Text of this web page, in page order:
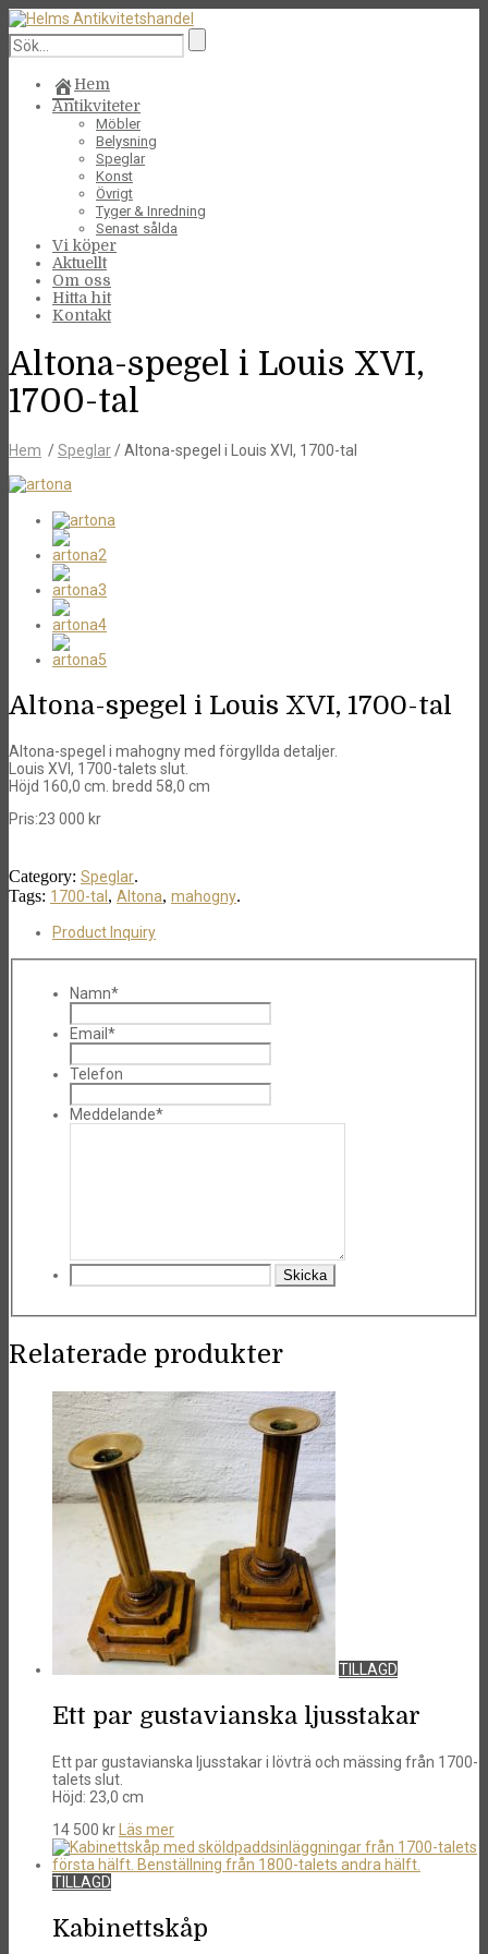
Hem
Antikviteter
Möbler
Belysning
Speglar
Konst
Övrigt
Tyger & Inredning
Senast sålda
Vi köper
Aktuellt
Om oss
Hitta hit
Kontakt
Altona-spegel i Louis XVI,
1700-tal
Hem /Speglar/ Altona-spegel i Louis XVI, 1700-tal
Altona-spegel i Louis XVI, 1700-tal
Altona-spegel i mahogny med förgyllda detaljer.
Louis XVI, 1700-talets slut.
Höjd 160,0 cm. bredd 58,0 cm
Pris:23 000 kr
Category: Speglar.
Tags: 1700-tal , Altona, mahogny.
Product Inquiry
Namn*
Email*
Telefon
Meddelande*
Relaterade produkter
TILLAGD
Ett par gustavianska ljusstakar
Ett par gustavianska ljusstakar i lövträ och mässing från 1700-
talets slut.
Höjd: 23,0 cm
14 500 krLäs mer
TILLAGD
Kabinettskåp